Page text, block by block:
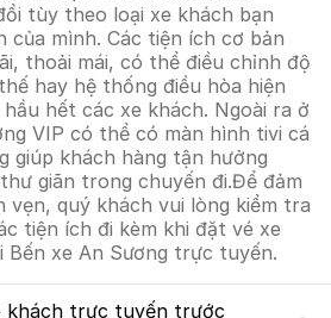
tùy theo loại xe khách bạn
mình. Các tiện ích cơ bản
thoải mái, có thể điều chỉnh độ
hay hệ thống điều hòa hiện
hết các xe khách. Ngoài ra ở
VIP có thể có màn hình tivi cá
giúp khách hàng tận hưởng
giãn trong chuyến đi.Để đảm
vẹn, quý khách vui lòng kiểm tra
tiện ích đi kèm khi đặt vé xe
Bến xe An Sương trực tuyến.
khách trực tuyến trước